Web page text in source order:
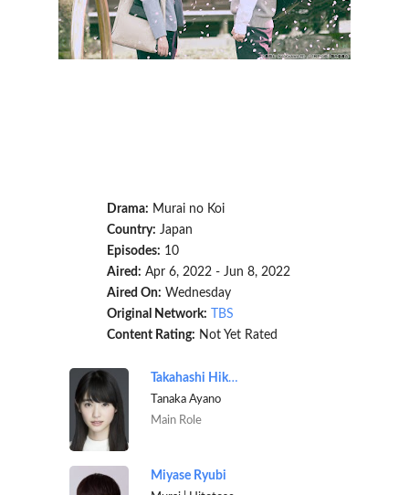
Drama: Murai no Koi
Country: Japan
Episodes: 10
Aired: Apr 6, 2022 - Jun 8, 2022
Aired On: Wednesday
Original Network:
TBS
Content Rating: Not Yet Rated
Takahashi Hikaru
Tanaka Ayano
Main Role
Miyase Ryubi